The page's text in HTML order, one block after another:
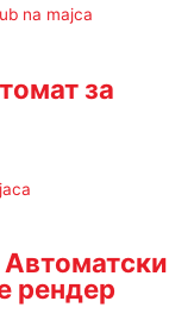
за
рендер